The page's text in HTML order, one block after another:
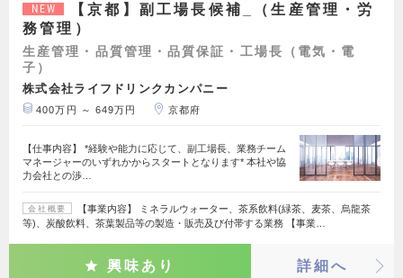
NEW
【京都】副工場長候補_（生産管理・労
務管理）
生産管理・品質管理・品質保証・工場長（電気・電
子）
株式会社ライフドリンクカンパニー
400万円 ～ 649万円 京都府
【仕事内容】 *経験や能力に応じて、副工場長、業務チーム
マネージャーのいずれかからスタートとなります* 本社や協
力会社との渉…
会社概要
【事業内容】 ミネラルウォーター、茶系飲料(緑茶、麦茶、烏龍茶
等)、炭酸飲料、茶葉製品等の製造・販売及び付帯する業務 【事業…
興味あり 詳細へ